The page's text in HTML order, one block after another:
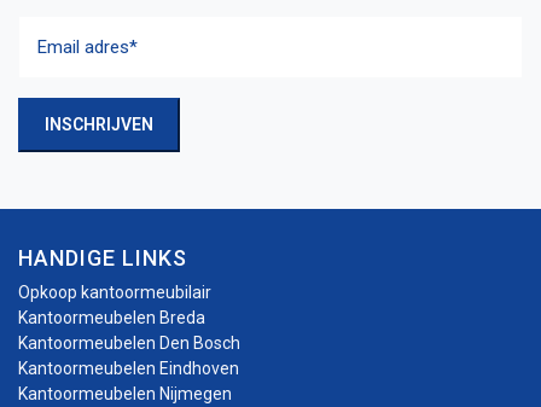
adres(Vereist)
INSCHRIJVEN
HANDIGE LINKS
Opkoop kantoormeubilair
Kantoormeubelen Breda
Kantoormeubelen Den Bosch
Kantoormeubelen Eindhoven
Kantoormeubelen Nijmegen